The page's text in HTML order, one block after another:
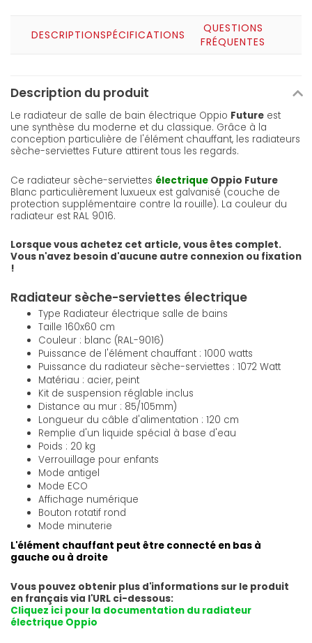
DESCRIPTIONSPÉCIFICATIONS
QUESTIONS
FRÉQUENTES
Description du produit
Le radiateur de salle de bain électrique Oppio Future est
une synthèse du moderne et du classique. Grâce à la
conception particulière de l'élément chauffant, les radiateurs
sèche-serviettes Future attirent tous les regards.
Ce radiateur sèche-serviettes électrique Oppio Future
Blanc particulièrement luxueux est galvanisé (couche de
protection supplémentaire contre la rouille). La couleur du
radiateur est RAL 9016.
Lorsque vous achetez cet article, vous êtes complet.
Vous n'avez besoin d'aucune autre connexion ou fixation
!
Radiateur sèche-serviettes électrique
Type Radiateur électrique salle de bains
Taille 160x60 cm
Couleur : blanc (RAL-9016)
Puissance de l'élément chauffant : 1000 watts
Puissance du radiateur sèche-serviettes : 1072 Watt
Matériau : acier, peint
Kit de suspension réglable inclus
Distance au mur : 85/105mm)
Longueur du câble d'alimentation : 120 cm
Remplie d'un liquide spécial à base d'eau
Poids : 20 kg
Verrouillage pour enfants
Mode antigel
Mode ECO
Affichage numérique
Bouton rotatif rond
Mode minuterie
L'élément chauffant peut être connecté en bas à
gauche ou à droite
Vous pouvez obtenir plus d'informations sur le produit
en français via l'URL ci-dessous:
Cliquez ici pour la documentation du radiateur
électrique Oppio